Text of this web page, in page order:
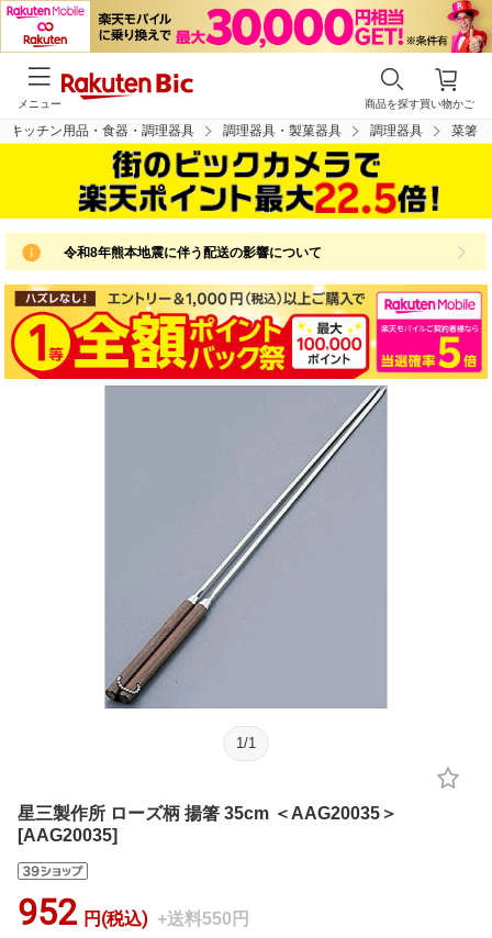
買い物かご
商品を探す
メニュー
キッチン用品・食器・調理器具 調理器具・製菓器具 調理器具 菜箸
令和8年熊本地震に伴う配送の影響について
1 /1
星三製作所 ローズ柄 揚箸 35cm ＜AAG20035＞
[AAG20035]
952 円(税込) +送料550円